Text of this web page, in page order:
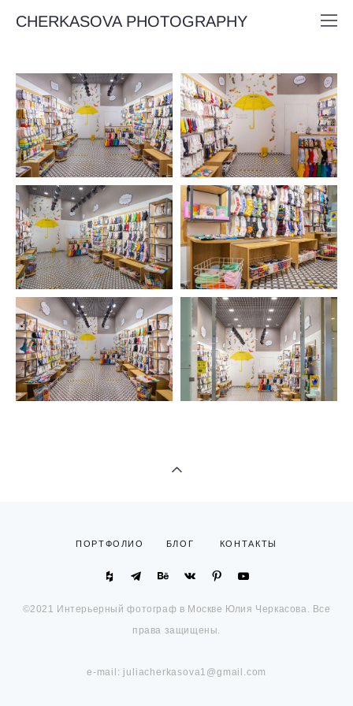
CHERKASOVA PHOTOGRAPHY
ПОРТФОЛИО БЛОГ КОНТАКТЫ
©2021 Интерьерный фотограф в Москве Юлия Черкасова. Все
права защищены.
e-mail: juliacherkasova1@gmail.com